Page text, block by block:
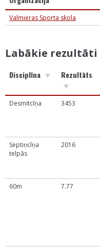
Valmieras Sporta skola
Labākie rezultāti
Disciplīna Rezultāts
Desmitcīņa 3453
Septiņcīņa
telpās
2016
60m
7.77